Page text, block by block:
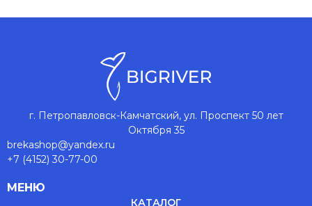
г. Петропавловск-Камчатский, ул. Проспект 50 лет
Октября 35
brekashop@yandex.ru
+7 (4152) 30-77-00
МЕНЮ
КАТАЛОГ